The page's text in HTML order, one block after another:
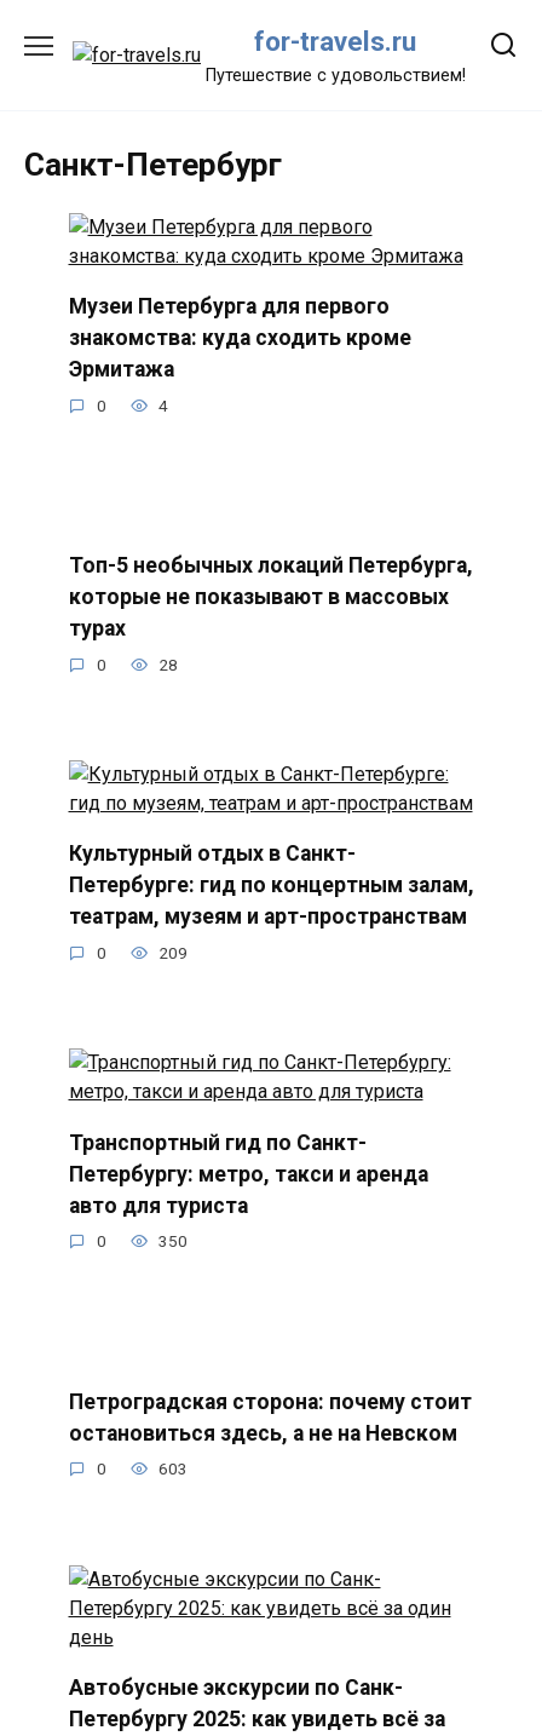
содержанию
for-travels.ru
Путешествие с удовольствием!
Санкт-Петербург
Музеи Петербурга для первого
знакомства: куда сходить кроме
Эрмитажа
0 4
Топ-5 необычных локаций Петербурга,
которые не показывают в массовых
турах
0 28
Культурный отдых в Санкт-
Петербурге: гид по концертным залам,
театрам, музеям и арт-пространствам
0 209
Транспортный гид по Санкт-
Петербургу: метро, такси и аренда
авто для туриста
0 350
Петроградская сторона: почему стоит
остановиться здесь, а не на Невском
0 603
Автобусные экскурсии по Санк-
Петербургу 2025: как увидеть всё за